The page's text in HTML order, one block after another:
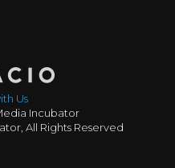
Us
Incubator
All Rights Reserved